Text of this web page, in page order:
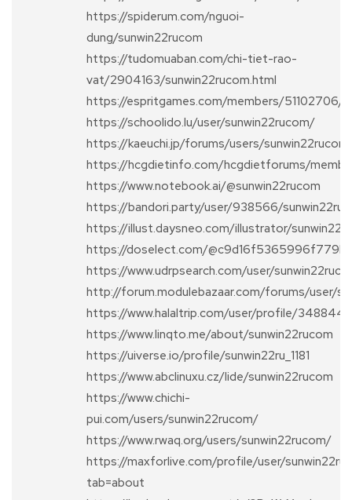
https://spiderum.com/nguoi-
dung/sunwin22rucom
https://tudomuaban.com/chi-tiet-rao-
vat/2904163/sunwin22rucom.html
https://espritgames.com/members/51102706/
https://schoolido.lu/user/sunwin22rucom/
https://kaeuchi.jp/forums/users/
https://hcgdietinfo.com/hcgdietforums/
https://www.notebook.ai/@sunwin22rucom
https://bandori.party/user/938566/
https://illust.daysneo.com/illustrator/
https://doselect.com/
https://www.udrpsearch.com/user/
http://forum.modulebazaar.com/forums/user/
https://www.halaltrip.com/user/profile/348844/
https://www.linqto.me/about/sunwin22rucom
https://uiverse.io/profile/sunwin22ru_1181
https://www.abclinuxu.cz/lide/sunwin22rucom
https://www.chichi-
pui.com/users/sunwin22rucom/
https://www.rwaq.org/users/sunwin22rucom/
https://maxforlive.com/profile/user/
tab=about